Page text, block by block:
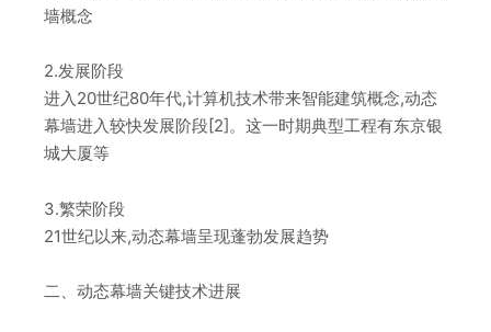
墙概念
2.发展阶段
进入20世纪80年代,计算机技术带来智能建筑概念,动态
幕墙进入较快发展阶段[2]。这一时期典型工程有东京银
城大厦等
3.繁荣阶段
21世纪以来,动态幕墙呈现蓬勃发展趋势
二、动态幕墙关键技术进展